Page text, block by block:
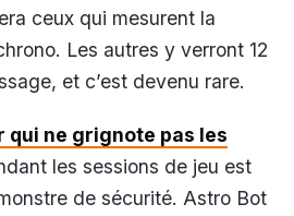
ceux qui mesurent la
Les autres y verront 12
et c’est devenu rare.
ne grignote pas les
les sessions de jeu est
de sécurité. Astro Bot